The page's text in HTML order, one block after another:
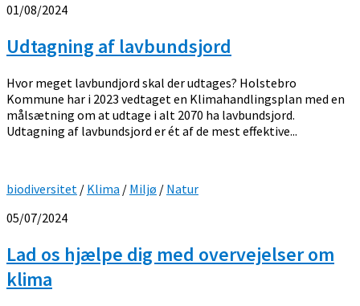
01/08/2024
Udtagning af lavbundsjord
Hvor meget lavbundjord skal der udtages? Holstebro
Kommune har i 2023 vedtaget en Klimahandlingsplan med en
målsætning om at udtage i alt 2070 ha lavbundsjord.
Udtagning af lavbundsjord er ét af de mest effektive...
biodiversitet / Klima / Miljø / Natur
05/07/2024
Lad os hjælpe dig med overvejelser om
klima